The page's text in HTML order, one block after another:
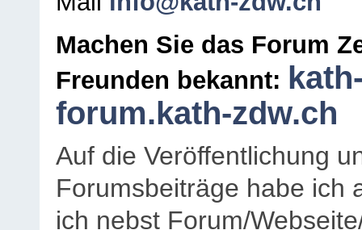
Machen Sie das Forum
Freunden bekannt:
forum.kath-zdw.ch
Auf die Veröffentlichung
Forumsbeiträge habe ich
ich nebst Forum/